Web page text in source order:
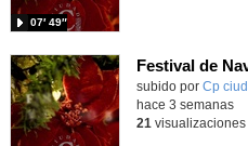
07′ 49″
subido por Cp
hace 3 semanas
21 visualizaciones